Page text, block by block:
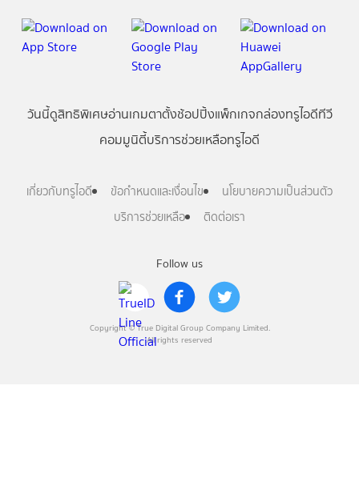
Follow us
Copyright © True Digital Group Company Limited.
All rights reserved
วันนี้ดูสิทธิพิเศษอ่านเกมตาตั้งช้อปปิ้งแพ็กเกจกล่องทรูไอดีทีวี
คอมมูนิตี้บริการช่วยเหลือทรูไอดี
เกี่ยวกับทรูไอดี ข้อกำหนดและเงื่อนไข
นโยบายความเป็นส่วนตัว
บริการช่วยเหลือ
ติดต่อเรา